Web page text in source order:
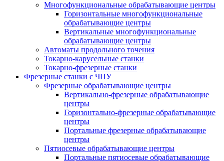
Многофункциональные обрабатывающие центры
Горизонтальные многофункциональные
обрабатывающие центры
Вертикальные многофункциональные
обрабатывающие центры
Автоматы продольного точения
Токарно-карусельные станки
Токарно-фрезерные станки
Фрезерные станки с ЧПУ
Фрезерные обрабатывающие центры
Вертикально-фрезерные обрабатывающие
центры
Горизонтально-фрезерные обрабатывающие
центры
Портальные фрезерные обрабатывающие
центры
Пятиосевые обрабатывающие центры
Портальные пятиосевые обрабатывающие